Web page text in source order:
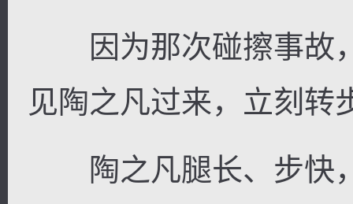
因为那次碰擦事故
见陶之凡过来，立刻转
陶之凡腿长、步快，